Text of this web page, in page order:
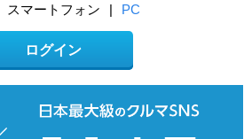
スマートフォン | PC
ログイン